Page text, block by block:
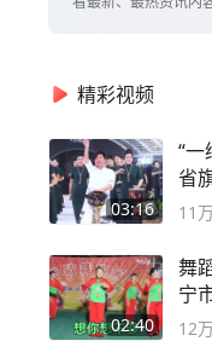
精彩视频
03:16
“
省
二
11万
02:40
舞
宁
舞
12万